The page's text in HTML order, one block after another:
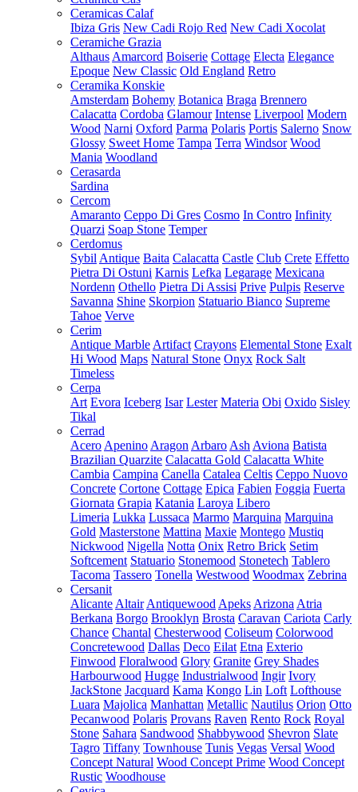
Ceramicas Calaf
Ibiza Gris New Cadi Rojo Red New Cadi Xocolat
Ceramiche Grazia
Althaus Amarcord Boiserie Cottage Electa Elegance
Epoque New Classic Old England Retro
Ceramika Konskie
Amsterdam Bohemy Botanica Braga Brennero
Calacatta Cordoba Glamour Intense Liverpool Modern
Wood Narni Oxford Parma Polaris Portis Salerno Snow
Glossy Sweet Home Tampa Terra Windsor Wood
Mania Woodland
Cerasarda
Sardina
Cercom
Amaranto Ceppo Di Gres Cosmo In Contro Infinity
Quarzi Soap Stone Temper
Cerdomus
Sybil Antique Baita Calacatta Castle Club Crete Effetto
Pietra Di Ostuni Karnis Lefka Legarage Mexicana
Nordenn Othello Pietra Di Assisi Prive Pulpis Reserve
Savanna Shine Skorpion Statuario Bianco Supreme
Tahoe Verve
Cerim
Antique Marble Artifact Crayons Elemental Stone Exalt
Hi Wood Maps Natural Stone Onyx Rock Salt
Timeless
Cerpa
Art Evora Iceberg Isar Lester Materia Obi Oxido Sisley
Tikal
Cerrad
Acero Apenino Aragon Arbaro Ash Aviona Batista
Brazilian Quarzite Calacatta Gold Calacatta White
Cambia Campina Canella Catalea Celtis Ceppo Nuovo
Concrete Cortone Cottage Epica Fabien Foggia Fuerta
Giornata Grapia Katania Laroya Libero
Limeria Lukka Lussaca Marmo Marquina Marquina
Gold Masterstone Mattina Maxie Montego Mustiq
Nickwood Nigella Notta Onix Retro Brick Setim
Softcement Statuario Stonemood Stonetech Tablero
Tacoma Tassero Tonella Westwood Woodmax Zebrina
Cersanit
Alicante Altair Antiquewood Apeks Arizona Atria
Berkana Borgo Brooklyn Brosta Caravan Cariota Carly
Chance Chantal Chesterwood Coliseum Colorwood
Concretewood Dallas Deco Eilat Etna Exterio
Finwood Floralwood Glory Granite Grey Shades
Harbourwood Hugge Industrialwood Ingir Ivory
JackStone Jacquard Kama Kongo Lin Loft Lofthouse
Luara Majolica Manhattan Metallic Nautilus Orion Otto
Pecanwood Polaris Provans Raven Rento Rock Royal
Stone Sahara Sandwood Shabbywood Shevron Slate
Tagro Tiffany Townhouse Tunis Vegas Versal Wood
Concept Natural Wood Concept Prime Wood Concept
Rustic Woodhouse